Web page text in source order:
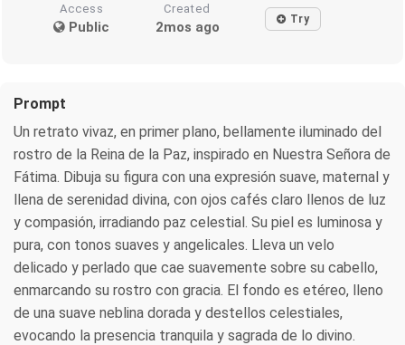
Access
Public
Created
2mos ago Try
Prompt
Un retrato vivaz, en primer plano, bellamente iluminado del
rostro de la Reina de la Paz, inspirado en Nuestra Señora de
Fátima. Dibuja su figura con una expresión suave, maternal y
llena de serenidad divina, con ojos cafés claro llenos de luz
y compasión, irradiando paz celestial. Su piel es luminosa y
pura, con tonos suaves y angelicales. Lleva un velo
delicado y perlado que cae suavemente sobre su cabello,
enmarcando su rostro con gracia. El fondo es etéreo, lleno
de una suave neblina dorada y destellos celestiales,
evocando la presencia tranquila y sagrada de lo divino.